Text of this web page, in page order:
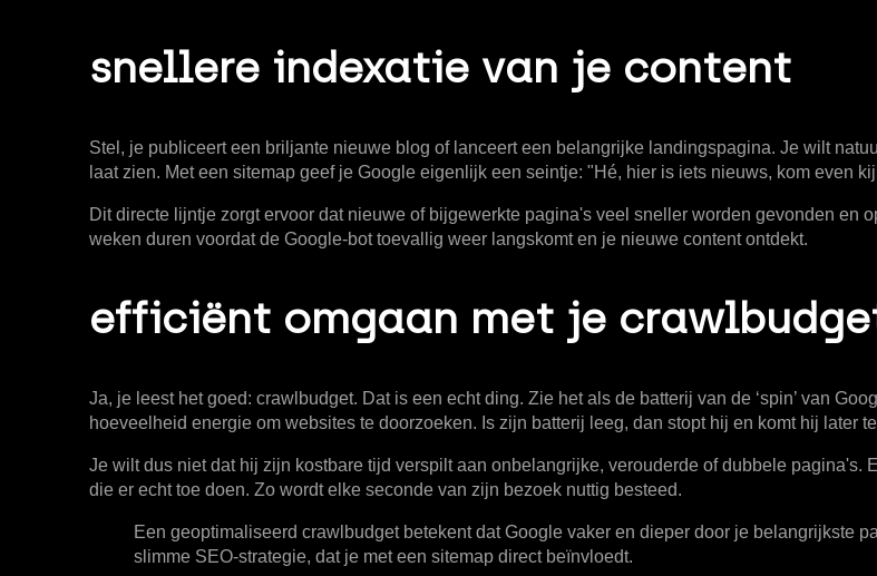
snellere indexatie van je content
Stel, je publiceert een briljante nieuwe blog of lanceert een belangrijke landingspagina. Je wilt
laat zien. Met een sitemap geef je Google eigenlijk een seintje: "Hé, hier is iets nieuws, kom even
Dit directe lijntje zorgt ervoor dat nieuwe of bijgewerkte pagina's veel sneller worden gevonden en
weken duren voordat de Google-bot toevallig weer langskomt en je nieuwe content ontdekt.
efficiënt omgaan met je
Ja, je leest het goed: crawlbudget. Dat is een echt ding. Zie het als de batterij van de ‘spin’ van
hoeveelheid energie om websites te doorzoeken. Is zijn batterij leeg, dan stopt hij en komt hij later
Je wilt dus niet dat hij zijn kostbare tijd verspilt aan onbelangrijke, verouderde of dubbele
die er echt toe doen. Zo wordt elke seconde van zijn bezoek nuttig besteed.
Een geoptimaliseerd crawlbudget betekent dat Google vaker en dieper door je belangrijkste
slimme SEO-strategie, dat je met een sitemap direct beïnvloedt.